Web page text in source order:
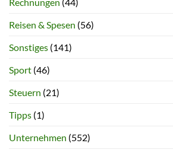
Reisen & Spesen (56)
Sonstiges (141)
Sport (46)
Steuern (21)
Tipps (1)
Unternehmen (552)